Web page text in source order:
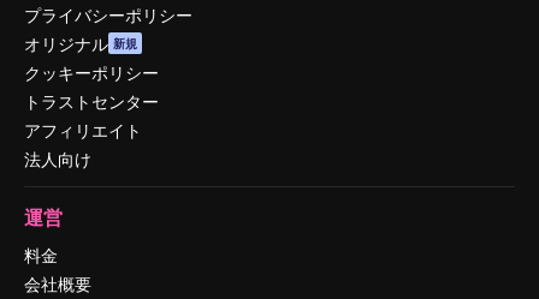
プライバシーポリシー
オリジナル 新規
クッキーポリシー
トラストセンター
アフィリエイト
法人向け
運営
料金
会社概要